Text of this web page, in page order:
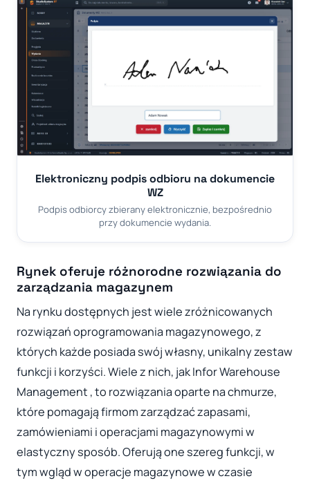
Elektroniczny podpis odbioru na dokumencie
WZ
Podpis odbiorcy zbierany elektronicznie, bezpośrednio
przy dokumencie wydania.
Rynek oferuje różnorodne rozwiązania do
zarządzania magazynem
Na rynku dostępnych jest wiele zróżnicowanych
rozwiązań oprogramowania magazynowego, z
których każde posiada swój własny, unikalny zestaw
funkcji i korzyści. Wiele z nich, jak Infor Warehouse
Management , to rozwiązania oparte na chmurze,
które pomagają firmom zarządzać zapasami,
zamówieniami i operacjami magazynowymi w
elastyczny sposób. Oferują one szereg funkcji, w
tym wgląd w operacje magazynowe w czasie